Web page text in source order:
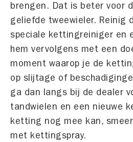
brengen. Dat is beter voor
geliefde tweewieler. Reinig
speciale kettingreiniger en
hem vervolgens met een
moment waarop je de
op slijtage of
ga dan langs bij de dealer
tandwielen en een nieuwe
ketting nog mee kan,
met kettingspray.